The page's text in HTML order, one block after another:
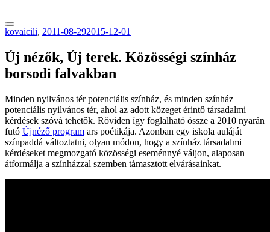
kovaicili, 2011-08-292015-12-01
Új nézők, Új terek. Közösségi színház
borsodi falvakban
Minden nyilvános tér potenciális színház, és minden színház
potenciális nyilvános tér, ahol az adott közeget érintő társadalmi
kérdések szóvá tehetők. Röviden így foglalható össze a 2010 nyarán
futó Újnéző program ars poétikája. Azonban egy iskola auláját
színpaddá változtatni, olyan módon, hogy a színház társadalmi
kérdéseket megmozgató közösségi eseménnyé váljon, alaposan
átformálja a színházzal szemben támasztott elvárásainkat.